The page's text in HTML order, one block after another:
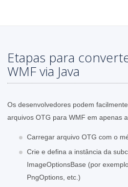
Etapas para
WMF via Java
Os desenvolvedores podem
arquivos OTG para WMF em apenas
Carregar arquivo OTG com o
Crie e defina a instância da
ImageOptionsBase (por
PngOptions, etc.)